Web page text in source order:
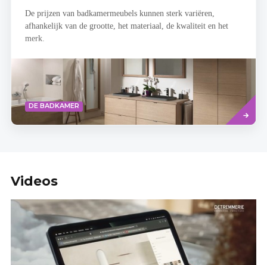
De prijzen van badkamermeubels kunnen sterk variëren,
afhankelijk van de grootte, het materiaal, de kwaliteit en het
merk.
DE BADKAMER
more
Videos